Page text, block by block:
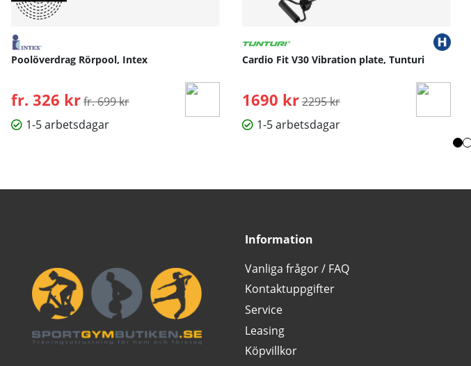
Poolöverdrag Rörpool, Intex
fr. 326 krOrdinarie pris:
fr. 699 kr
1-5 arbetsdagar
Cardio Fit V30 Vibration plate, Tunturi
1690 kr Ordinarie pris:
2295 kr
1-5 arbetsdagar
Information
Vanliga frågor / FAQ
Kontaktuppgifter
Service
Leasing
Köpvillkor